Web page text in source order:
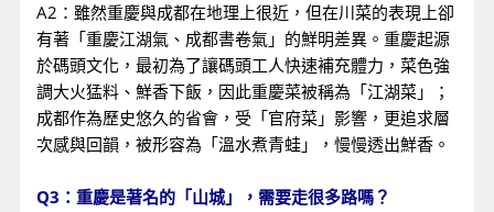
A2：雖然重慶與成都在地理上很近，但在川菜的表現上卻
有著「重慶江湖氣、成都書卷氣」的鮮明差異。重慶起源
於碼頭文化，最初為了讓碼頭工人快速補充體力，菜色強
調大火猛料、鮮香下飯，因此重慶菜被稱為「江湖菜」；
成都作為歷史悠久的省會，受「官府菜」影響，更追求層
次感與回韻，被形容為「溫水煮青蛙」，慢慢透出鮮香。
Q3：重慶是著名的「山城」，需要走很多路嗎？